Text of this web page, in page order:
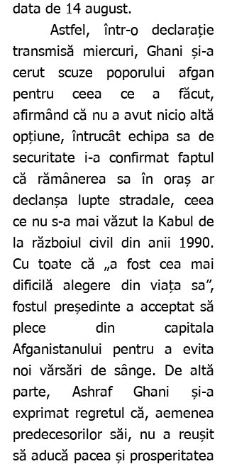
data de 14 august.
Astfel, într-o declarație
transmisă miercuri, Ghani și-a
cerut scuze poporului afgan
pentru ceea ce a făcut,
afirmând că nu a avut nicio altă
opțiune, întrucât echipa sa de
securitate i-a confirmat faptul
că rămânerea sa în oraș ar
declanșa lupte stradale, ceea
ce nu s-a mai văzut la Kabul de
la războiul civil din anii 1990.
Cu toate că „a fost cea mai
dificilă alegere din viața sa”,
fostul președinte a acceptat să
plece din capitala
Afganistanului pentru a evita
noi vărsări de sânge. De altă
parte, Ashraf Ghani și-a
exprimat regretul că, aemenea
predecesorilor săi, nu a reușit
să aducă pacea și prosperitatea